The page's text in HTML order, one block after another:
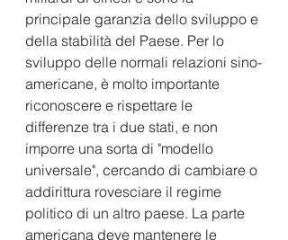
principale garanzia dello sviluppo e
della stabilità del Paese. Per lo
sviluppo delle normali relazioni sino-
americane, è molto importante
riconoscere e rispettare le
differenze tra i due stati, e non
imporre una sorta di "modello
universale", cercando di cambiare o
addirittura rovesciare il regime
politico di un altro paese. La parte
americana deve mantenere le